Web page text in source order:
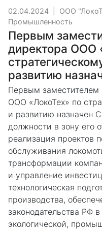
02.04.2024 ООО
Промышленность
Первым
директора ООО
развитию
Первым заместителем
ООО «ЛокоТех» по
и развитию назначен
должности в зону его
реализация проектов
обслуживания
трансформации
и управление
технологическая
производства,
законодательства РФ
экологической,